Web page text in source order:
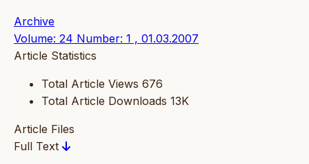
Archive
Volume: 24 Number: 1 , 01.03.2007
Article Statistics
Total Article Views 676
Total Article Downloads 13K
Article Files
Full Text